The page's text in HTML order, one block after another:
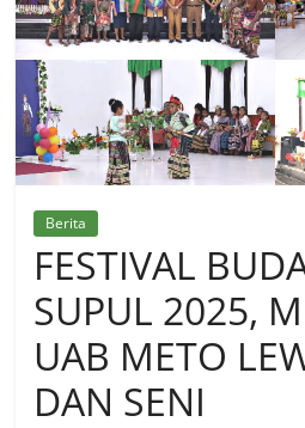
Berita
FESTIVAL
SUPUL 2025,
UAB METO
DAN SENI